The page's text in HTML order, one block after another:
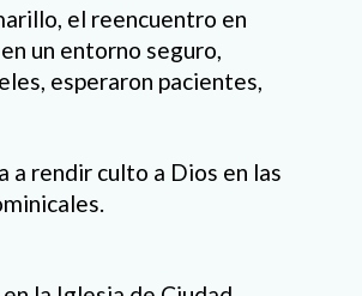
el reencuentro en
un entorno seguro,
esperaron pacientes,
a rendir culto a Dios en las